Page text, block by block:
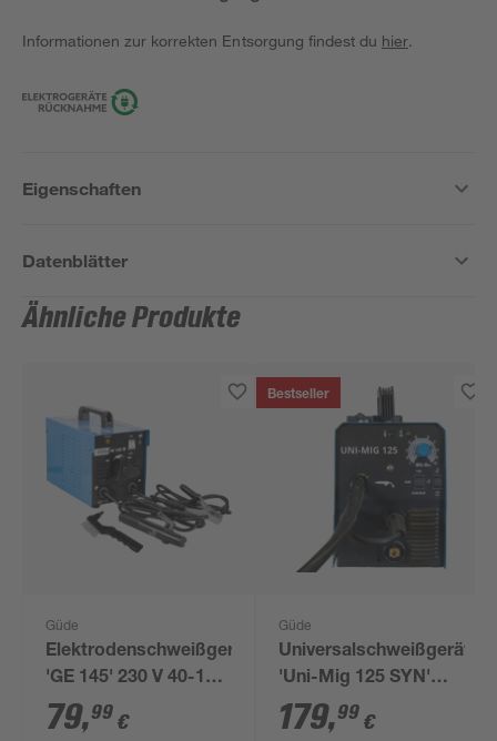
Informationen zur korrekten Entsorgung findest du hier.
Eigenschaften
Datenblätter
Ähnliche Produkte
Güde
Elektrodenschweißgerät
'GE 145' 230 V 40-100
A
79,99 €
Bestseller
Güde
Universalschweißgerät
'Uni-Mig 125 SYN'
230 V 20-120 A
179,99 €